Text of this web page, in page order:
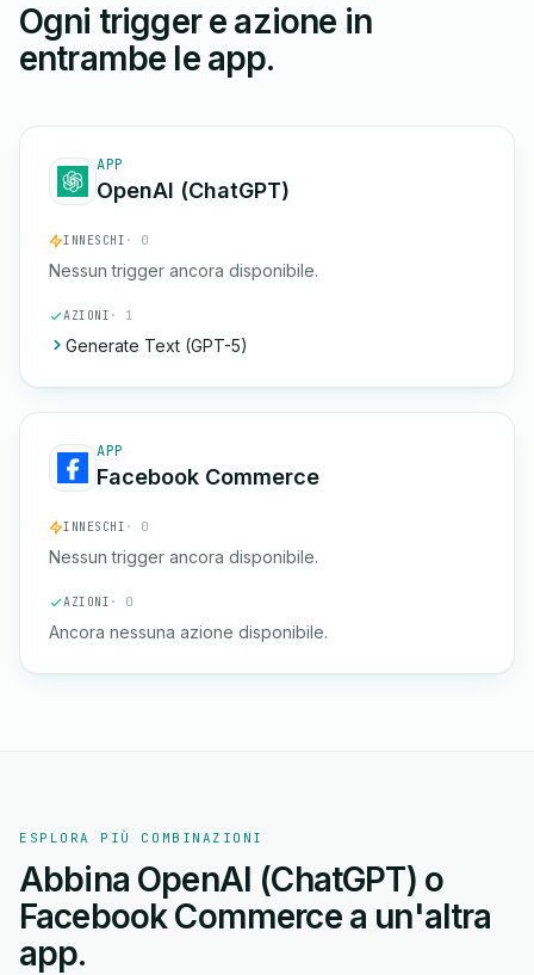
Ogni trigger e azione in
entrambe le app.
APP
OpenAI (ChatGPT)
INNESCHI · 0
Nessun trigger ancora disponibile.
AZIONI · 1
Generate Text (GPT-5)
APP
Facebook Commerce
INNESCHI · 0
Nessun trigger ancora disponibile.
AZIONI · 0
Ancora nessuna azione disponibile.
ESPLORA PIÙ COMBINAZIONI
Abbina OpenAI (ChatGPT) o
Facebook Commerce a un'altra
app.